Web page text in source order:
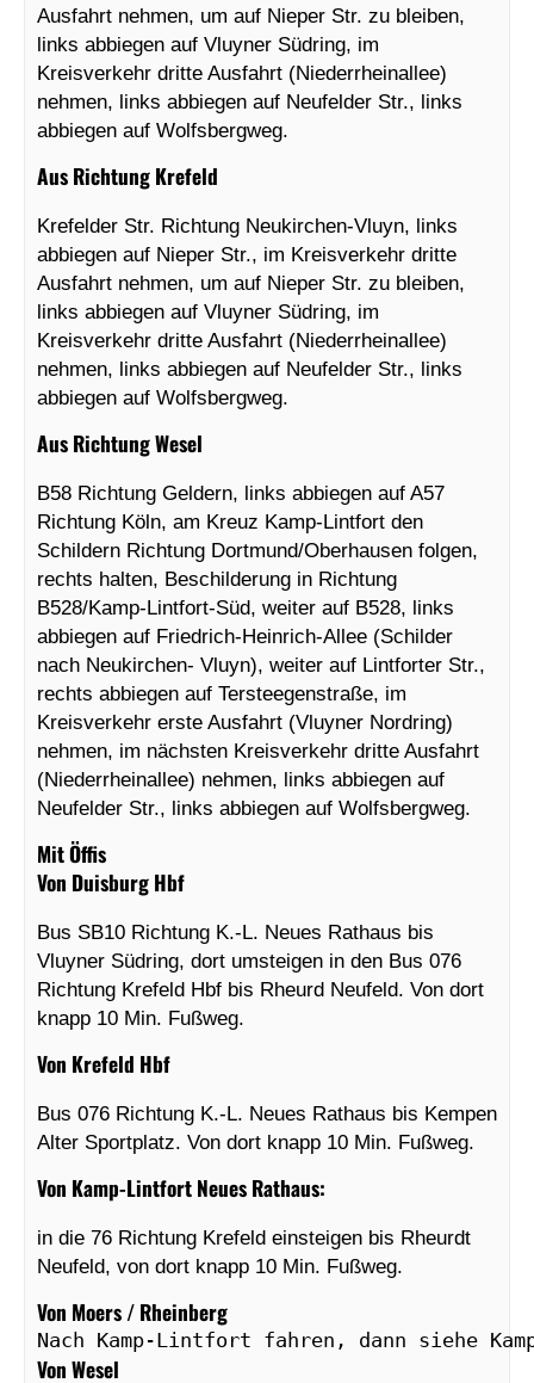
Ausfahrt nehmen, um auf Nieper Str. zu bleiben,
links abbiegen auf Vluyner Südring, im
Kreisverkehr dritte Ausfahrt (Niederrheinallee)
nehmen, links abbiegen auf Neufelder Str., links
abbiegen auf Wolfsbergweg.
Aus Richtung Krefeld
Krefelder Str. Richtung Neukirchen-Vluyn, links
abbiegen auf Nieper Str., im Kreisverkehr dritte
Ausfahrt nehmen, um auf Nieper Str. zu bleiben,
links abbiegen auf Vluyner Südring, im
Kreisverkehr dritte Ausfahrt (Niederrheinallee)
nehmen, links abbiegen auf Neufelder Str., links
abbiegen auf Wolfsbergweg.
Aus Richtung Wesel
B58 Richtung Geldern, links abbiegen auf A57
Richtung Köln, am Kreuz Kamp-Lintfort den
Schildern Richtung Dortmund/Oberhausen folgen,
rechts halten, Beschilderung in Richtung
B528/Kamp-Lintfort-Süd, weiter auf B528, links
abbiegen auf Friedrich-Heinrich-Allee (Schilder
nach Neukirchen- Vluyn), weiter auf Lintforter Str.,
rechts abbiegen auf Tersteegenstraße, im
Kreisverkehr erste Ausfahrt (Vluyner Nordring)
nehmen, im nächsten Kreisverkehr dritte Ausfahrt
(Niederrheinallee) nehmen, links abbiegen auf
Neufelder Str., links abbiegen auf Wolfsbergweg.
Mit Öffis
Von Duisburg Hbf
Bus SB10 Richtung K.-L. Neues Rathaus bis
Vluyner Südring, dort umsteigen in den Bus 076
Richtung Krefeld Hbf bis Rheurd Neufeld. Von dort
knapp 10 Min. Fußweg.
Von Krefeld Hbf
Bus 076 Richtung K.-L. Neues Rathaus bis Kempen
Alter Sportplatz. Von dort knapp 10 Min. Fußweg.
Von Kamp-Lintfort Neues Rathaus:
in die 76 Richtung Krefeld einsteigen bis Rheurdt
Neufeld, von dort knapp 10 Min. Fußweg.
Von Moers / Rheinberg
Nach Kamp-Lintfort fahren, dann siehe
Von Wesel